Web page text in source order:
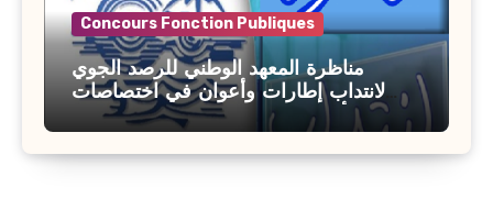
Concours Fonction Publiques
مناظرة المعهد الوطني للرصد الجوي
لانتداب إطارات وأعوان في اختصاصات
مختلفة : أخر اجل للترشح 27 جويلية 2026